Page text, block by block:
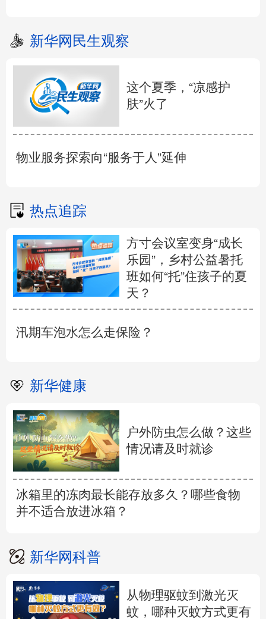
新华网民生观察
这个夏季，“凉感护
肤”火了
物业服务探索向“服务于人”延伸
热点追踪
方寸会议室变身“成长
乐园”，乡村公益暑托
班如何“托”住孩子的夏
天？
汛期车泡水怎么走保险？
新华健康
户外防虫怎么做？这些
情况请及时就诊
冰箱里的冻肉最长能存放多久？哪些食物
并不适合放进冰箱？
新华网科普
从物理驱蚊到激光灭
蚊，哪种灭蚊方式更有